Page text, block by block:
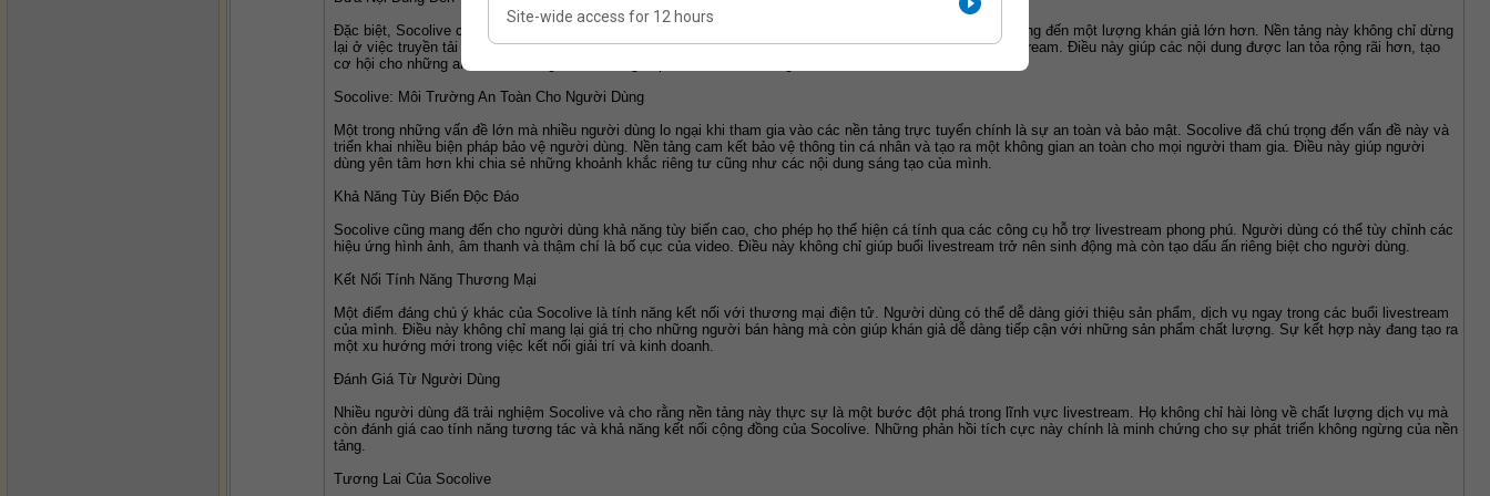
Đặc biệt, Socolive còn giúp người dùng mở rộng tầm ảnh hưởng của mình thông qua việc phát sóng nội dung đến một lượng khán giả lớn hơn. Nền tảng này không chỉ dừng
lại ở việc truyền tải video trực tiếp mà còn hỗ trợ người dùng trong việc ghi lại và chia sẻ lại các buổi livestream. Điều này giúp các nội dung được lan tỏa rộng rãi hơn, tạo
cơ hội cho những ai đam mê sáng tạo nội dung tiếp cận được nhiều người hơn.
Socolive: Môi Trường An Toàn Cho Người Dùng
Một trong những vấn đề lớn mà nhiều người dùng lo ngại khi tham gia vào các nền tảng trực tuyến chính là sự an toàn và bảo mật. Socolive đã chú trọng đến vấn đề này và
triển khai nhiều biện pháp bảo vệ người dùng. Nền tảng cam kết bảo vệ thông tin cá nhân và tạo ra một không gian an toàn cho mọi người tham gia. Điều này giúp người
dùng yên tâm hơn khi chia sẻ những khoảnh khắc riêng tư cũng như các nội dung sáng tạo của mình.
Khả Năng Tùy Biến Độc Đáo
Socolive cũng mang đến cho người dùng khả năng tùy biến cao, cho phép họ thể hiện cá tính qua các công cụ hỗ trợ livestream phong phú. Người dùng có thể tùy chỉnh các
hiệu ứng hình ảnh, âm thanh và thậm chí là bố cục của video. Điều này không chỉ giúp buổi livestream trở nên sinh động mà còn tạo dấu ấn riêng biệt cho người dùng.
Kết Nối Tính Năng Thương Mại
Một điểm đáng chú ý khác của Socolive là tính năng kết nối với thương mại điện tử. Người dùng có thể dễ dàng giới thiệu sản phẩm, dịch vụ ngay trong các buổi livestream
của mình. Điều này không chỉ mang lại giá trị cho những người bán hàng mà còn giúp khán giả dễ dàng tiếp cận với những sản phẩm chất lượng. Sự kết hợp này đang tạo ra
một xu hướng mới trong việc kết nối giải trí và kinh doanh.
Đánh Giá Từ Người Dùng
Nhiều người dùng đã trải nghiệm Socolive và cho rằng nền tảng này thực sự là một bước đột phá trong lĩnh vực livestream. Họ không chỉ hài lòng về chất lượng dịch vụ mà
còn đánh giá cao tính năng tương tác và khả năng kết nối cộng đồng của Socolive. Những phản hồi tích cực này chính là minh chứng cho sự phát triển không ngừng của nền
tảng.
Tương Lai Của Socolive
Site-wide access for 12 hours